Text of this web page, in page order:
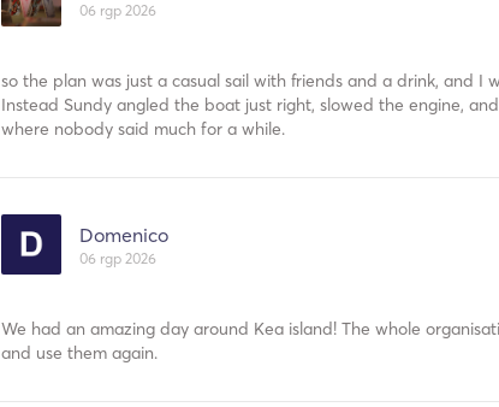
06 rgp 2026
so the plan was just a casual sail with friends and a drink, and I
Instead Sundy angled the boat just right, slowed the engine,
where nobody said much for a while.
Domenico
06 rgp 2026
We had an amazing day around Kea island! The whole
and use them again.